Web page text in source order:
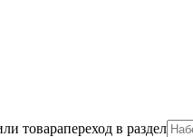
товарапереход в раздел